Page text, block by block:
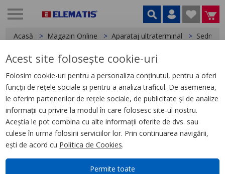
Acasă Magazin Online Aparataj ultraterminal Sedna
< Sedna
Sedna Elements, Intrerupator
cu revenire indicator luminos
cu simbol lumina, wenge
Acest site folosește cookie-uri
Folosim cookie-uri pentru a personaliza conținutul, pentru a oferi
funcții de rețele sociale și pentru a analiza traficul. De asemenea,
le oferim partenerilor de rețele sociale, de publicitate și de analize
informații cu privire la modul în care folosesc site-ul nostru.
Aceștia le pot combina cu alte informații oferite de dvs. sau
culese în urma folosirii serviciilor lor. Prin continuarea navigării,
ești de acord cu Politica de Cookies.
Permite toate